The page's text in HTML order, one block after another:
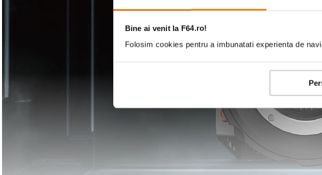
Bine ai venit la F64.ro!
Folosim cookies pentru a imbunatati experienta de